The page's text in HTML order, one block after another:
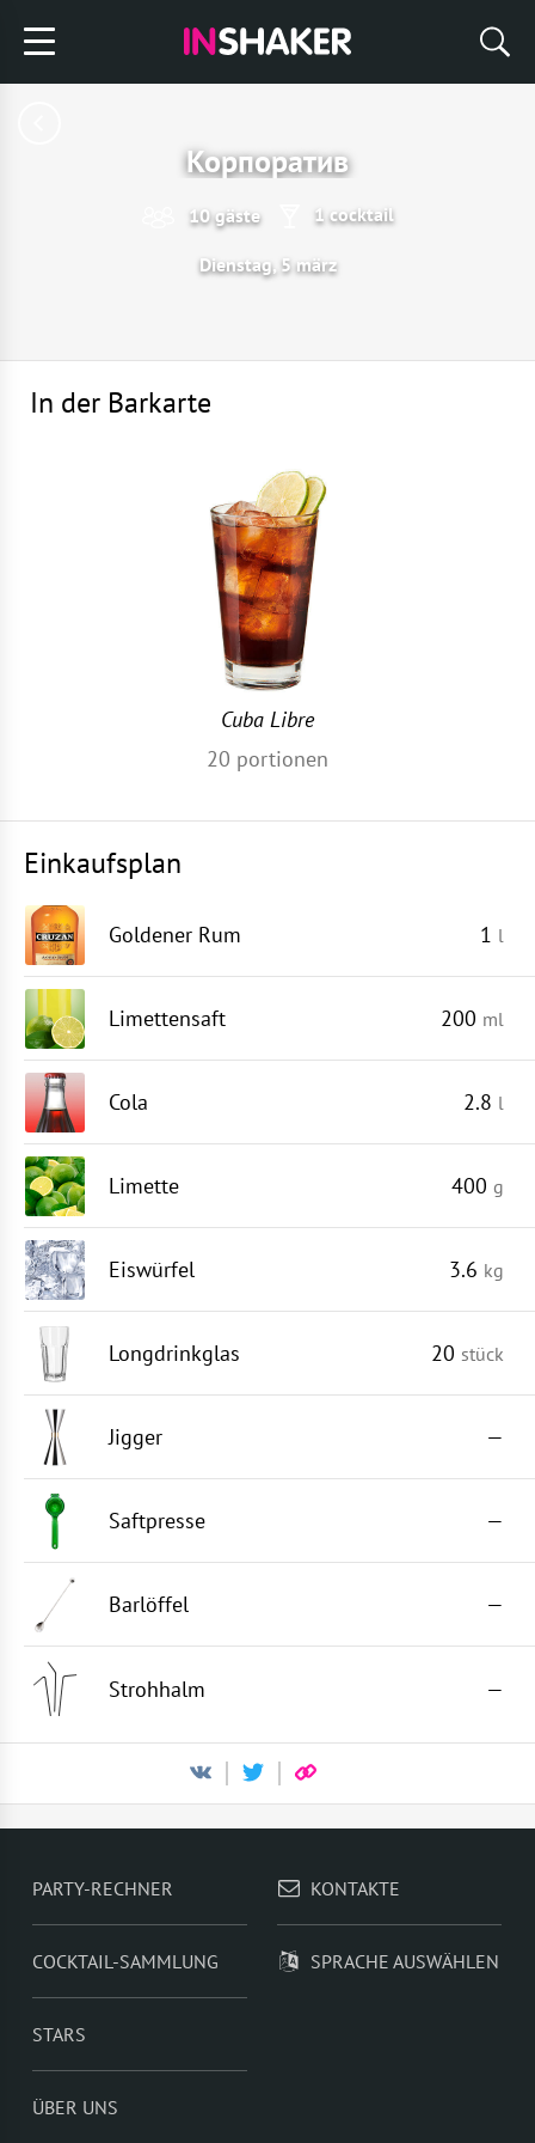
Корпоратив
10 gäste 1 cocktail
Dienstag, 5 märz
In der Barkarte
Cuba Libre
20 portionen
Einkaufsplan
Goldener Rum 1 l
Limettensaft 200 ml
Cola 2.8 l
Limette 400 g
Eiswürfel 3.6 kg
Longdrinkglas 20 stück
Jigger —
Saftpresse —
Barlöffel —
Strohhalm —
PARTY-RECHNER
COCKTAIL-SAMMLUNG
STARS
ÜBER UNS
KONTAKTE
SPRACHE AUSWÄHLEN